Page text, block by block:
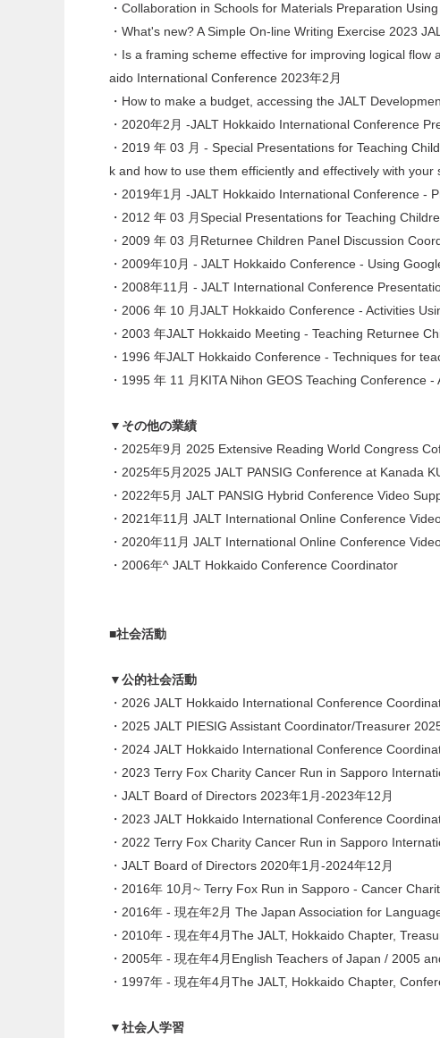
・Collaboration in Schools for Materials Preparation
・What's new? A Simple On-line Writing Exercise 2023
・Is a framing scheme effective for improving logical
aido International Conference 2023年2月
・How to make a budget, accessing the JALT
・2020年2月 -JALT Hokkaido International Conference
・2019 年 03 月 - Special Presentations for Teaching
k and how to use them efficiently and effectively with your
・2019年1月 -JALT Hokkaido International Conference -
・2012 年 03 月Special Presentations for Teaching
・2009 年 03 月Returnee Children Panel Discussion
・2009年10月 - JALT Hokkaido Conference - Using
・2008年11月 - JALT International Conference
・2006 年 10 月JALT Hokkaido Conference - Activities
・2003 年JALT Hokkaido Meeting - Teaching Returnee
・1996 年JALT Hokkaido Conference - Techniques for
・1995 年 11 月KITA Nihon GEOS Teaching
▼その他の業績
・2025年9月 2025 Extensive Reading World Congress
・2025年5月2025 JALT PANSIG Conference at Kanada
・2022年5月 JALT PANSIG Hybrid Conference Video
・2021年11月 JALT International Online Conference
・2020年11月 JALT International Online Conference
・2006年^ JALT Hokkaido Conference Coordinator
■社会活動
▼公的社会活動
・2026 JALT Hokkaido International Conference
・2025 JALT PIESIG Assistant Coordinator/Treasurer
・2024 JALT Hokkaido International Conference
・2023 Terry Fox Charity Cancer Run in Sapporo
・JALT Board of Directors 2023年1月-2023年12月
・2023 JALT Hokkaido International Conference
・2022 Terry Fox Charity Cancer Run in Sapporo
・JALT Board of Directors 2020年1月-2024年12月
・2016年 10月~ Terry Fox Run in Sapporo - Cancer
・2016年 - 現在年2月 The Japan Association for
・2010年 - 現在年4月The JALT, Hokkaido Chapter,
・2005年 - 現在年4月English Teachers of Japan / 2005
・1997年 - 現在年4月The JALT, Hokkaido Chapter,
▼社会人学習